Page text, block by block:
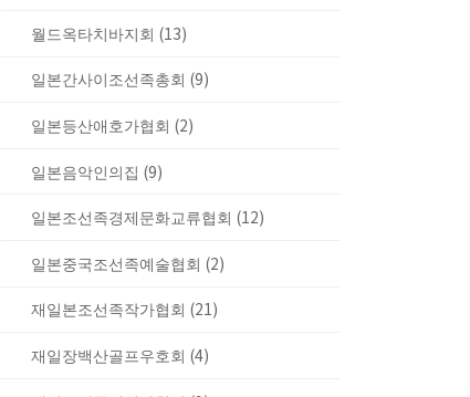
월드옥타치바지회 (13)
일본간사이조선족총회 (9)
일본등산애호가협회 (2)
일본음악인의집 (9)
일본조선족경제문화교류협회 (12)
일본중국조선족예술협회 (2)
재일본조선족작가협회 (21)
재일장백산골프우호회 (4)